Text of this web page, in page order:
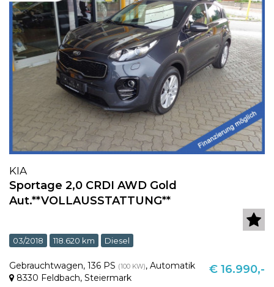
KIA
Sportage 2,0 CRDI AWD Gold
Aut.**VOLLAUSSTATTUNG**
03/2018 118.620 km Diesel
Gebrauchtwagen, 136 PS (100 KW), Automatik
8330 Feldbach, Steiermark
€ 16.990,-